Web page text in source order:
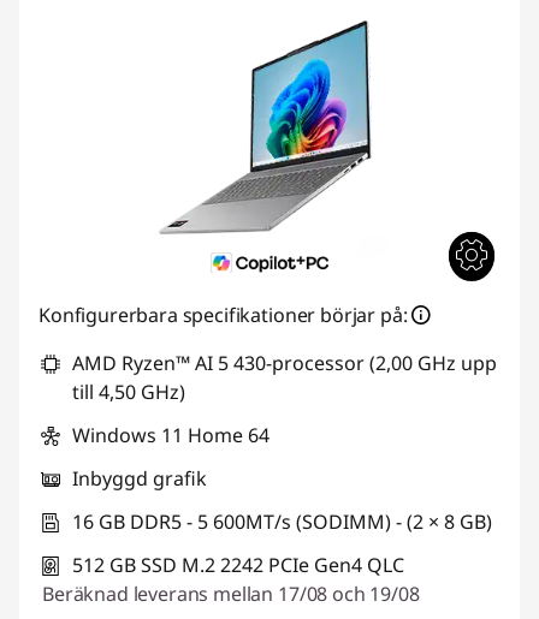
Konfigurerbara specifikationer börjar på:
AMD Ryzen™ AI 5 430-processor (2,00 GHz upp
till 4,50 GHz)
Windows 11 Home 64
Inbyggd grafik
16 GB DDR5 - 5 600MT/s (SODIMM) - (2 × 8 GB)
512 GB SSD M.2 2242 PCIe Gen4 QLC
Beräknad leverans mellan 17/08 och 19/08